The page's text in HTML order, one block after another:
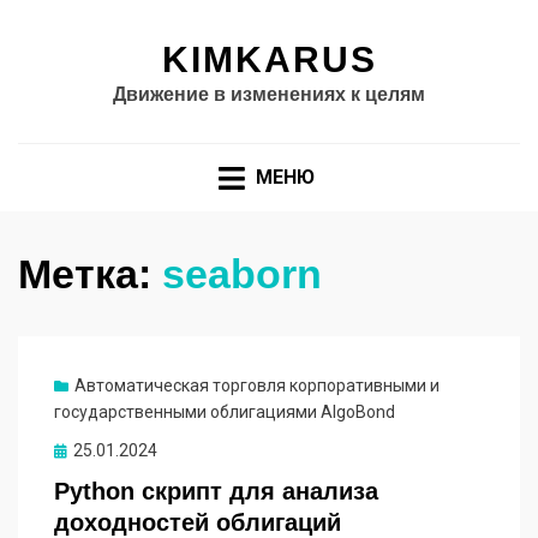
KIMKARUS
Движение в изменениях к целям
МЕНЮ
Метка: seaborn
Автоматическая торговля корпоративными и
государственными облигациями AlgoBond
Опубликовано
25.01.2024
Python скрипт для анализа
доходностей облигаций